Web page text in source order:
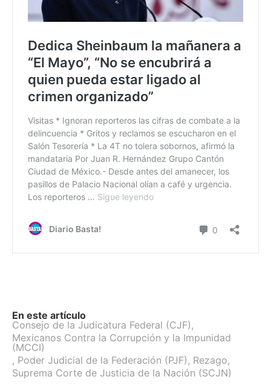
En este artículo
Consejo de la Judicatura Federal (CJF) ,
Mexicanos Contra la Corrupción y la Impunidad
(MCCI)
, Poder Judicial de la Federación (PJF) , Rezago,
Suprema Corte de Justicia de la Nación (SCJN)